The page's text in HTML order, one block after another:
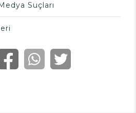
Suçları